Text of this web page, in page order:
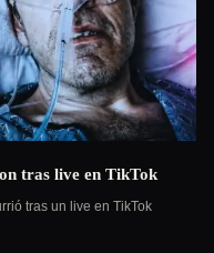
tras live en TikTok
tras un live en TikTok